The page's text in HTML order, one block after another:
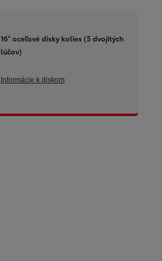
16" oceľové disky kolies (5 dvojitých
lúčov)
Informácie k diskom